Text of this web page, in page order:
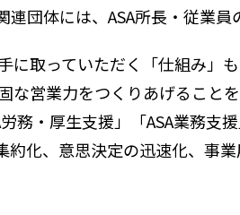
団体には、ASA所長・従業
取っていただく「仕組み」
営業力をつくりあげること
務・厚生支援」「ASA業務
化、意思決定の迅速化、事